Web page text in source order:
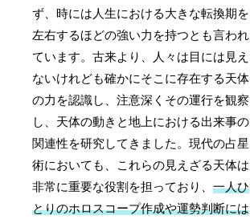
ず、時には人生における大きな転換期を
左右するほどの強い力を持つとも言われ
ています。古来より、人々は目には見え
ないけれども確かにそこに存在する天体
の力を認識し、注意深くその運行を観察
し、天体の動きと地上における出来事の
関連性を研究してきました。現代の占星
術においても、これらの見えざる天体は
非常に重要な役割を担っており、一人ひ
とりのホロスコープ作成や運勢判断には